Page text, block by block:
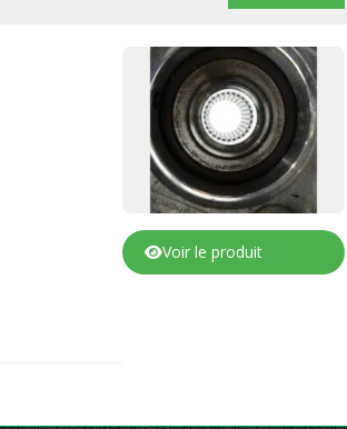
Voir le produit